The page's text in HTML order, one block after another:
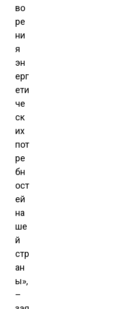
во
ре
ни
я
эн
ерг
ети
че
ск
их
пот
ре
бн
ост
ей
на
ше
й
стр
ан
ы»,
–